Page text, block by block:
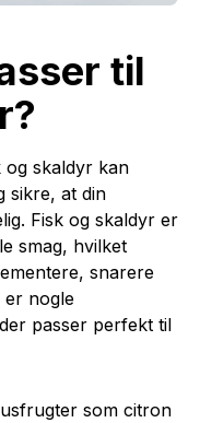
til
skaldyr kan
sikre, at din
Fisk og skaldyr er
smag, hvilket
snarere
er nogle
passer perfekt til
som citron